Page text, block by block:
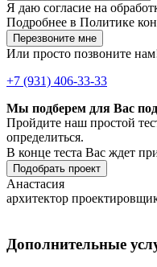
Я даю согласие на
Подробнее в Политике
Перезвоните мне
Или просто позвоните
+7 (931) 406-33-33
Мы подберем для Вас
Пройдите наш простой
определиться.
В конце теста Вас ждет
Подобрать проект
Анастасия
архитектор
Дополнительные